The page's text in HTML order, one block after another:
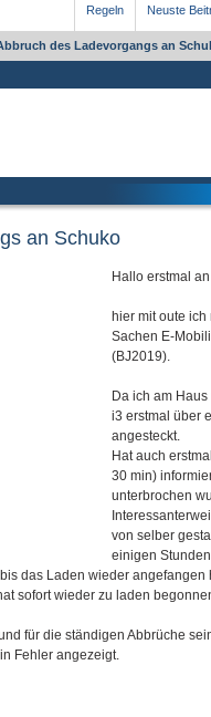
Regeln Neuste
des Ladevorgangs an
an Schuko
Hallo erstmal
hier mit oute
Sachen E-
(BJ2019).
Da ich am
i3 erstmal über
angesteckt.
Hat auch
30 min)
unterbrochen
von selber
einigen
das Laden wieder
sofort wieder zu laden
für die ständigen Abbrüche
Fehler angezeigt.